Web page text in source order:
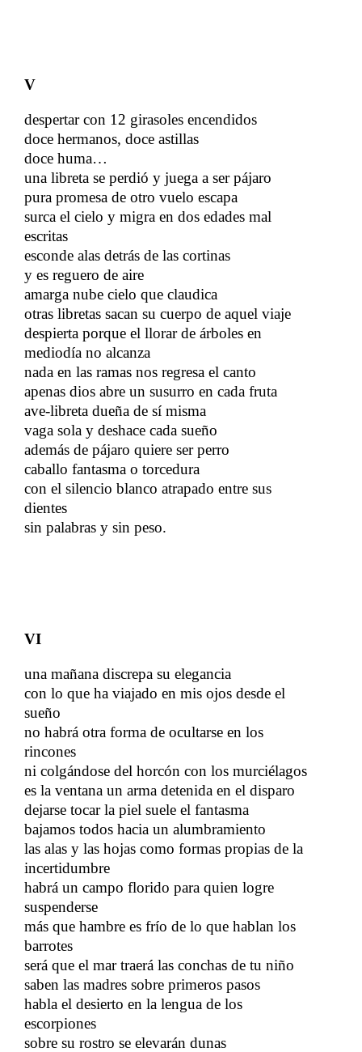
V
despertar con 12 girasoles encendidos
doce hermanos, doce astillas
doce huma…
una libreta se perdió y juega a ser pájaro
pura promesa de otro vuelo escapa
surca el cielo y migra en dos edades mal
escritas
esconde alas detrás de las cortinas
y es reguero de aire
amarga nube cielo que claudica
otras libretas sacan su cuerpo de aquel viaje
despierta porque el llorar de árboles en
mediodía no alcanza
nada en las ramas nos regresa el canto
apenas dios abre un susurro en cada fruta
ave-libreta dueña de sí misma
vaga sola y deshace cada sueño
además de pájaro quiere ser perro
caballo fantasma o torcedura
con el silencio blanco atrapado entre sus
dientes
sin palabras y sin peso.
VI
una mañana discrepa su elegancia
con lo que ha viajado en mis ojos desde el
sueño
no habrá otra forma de ocultarse en los
rincones
ni colgándose del horcón con los murciélagos
es la ventana un arma detenida en el disparo
dejarse tocar la piel suele el fantasma
bajamos todos hacia un alumbramiento
las alas y las hojas como formas propias de la
incertidumbre
habrá un campo florido para quien logre
suspenderse
más que hambre es frío de lo que hablan los
barrotes
será que el mar traerá las conchas de tu niño
saben las madres sobre primeros pasos
habla el desierto en la lengua de los
escorpiones
sobre su rostro se elevarán dunas